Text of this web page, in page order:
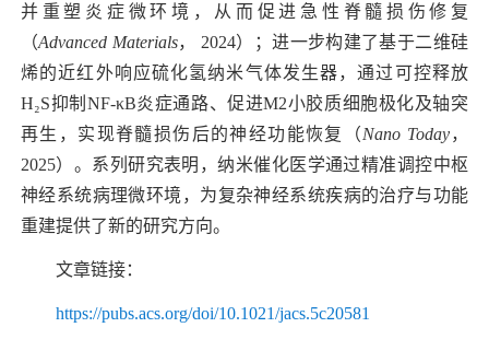
并重塑炎症微环境，从而促进急性脊髓损伤修复
（Advanced Materials， 2024）；进一步构建了基于二维硅
烯的近红外响应硫化氢纳米气体发生器，通过可控释放
H₂S抑制 NF-κB炎症通路、促进M2小胶质细胞极化及轴突
再生，实现脊髓损伤后的神经功能恢复（Nano Today，
2025）。系列研究表明，纳米催化医学通过精准调控中枢
神经系统病理微环境，为复杂神经系统疾病的治疗与功能
重建提供了新的研究方向。
文章链接：
https://pubs.acs.org/doi/10.1021/jacs.5c20581